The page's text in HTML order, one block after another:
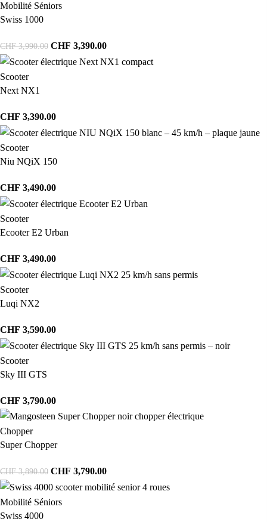
Mobilité Séniors
Swiss 1000
CHF3,990.00 CHF 3,390.00
Scooter
Next NX1
CHF 3,390.00
Scooter
Niu NQiX 150
CHF 3,490.00
Scooter
Ecooter E2 Urban
CHF 3,490.00
Scooter
Luqi NX2
CHF 3,590.00
Scooter
Sky III GTS
CHF 3,790.00
Chopper
Super Chopper
CHF3,890.00 CHF 3,790.00
Mobilité Séniors
Swiss 4000